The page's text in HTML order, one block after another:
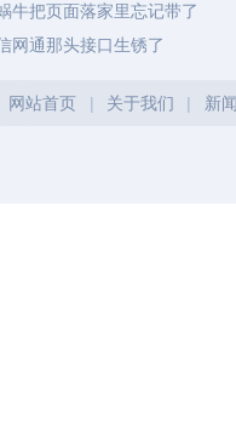
牛把页面落家里忘记带了
网通那头接口生锈了
网站首页 | 关于我们 | 新